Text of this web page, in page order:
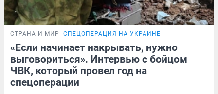
СТРАНА И МИР СПЕЦОПЕРАЦИЯ НА УКРАИНЕ
«Если начинает накрывать, нужно
выговориться». Интервью с бойцом
ЧВК, который провел год на
спецоперации